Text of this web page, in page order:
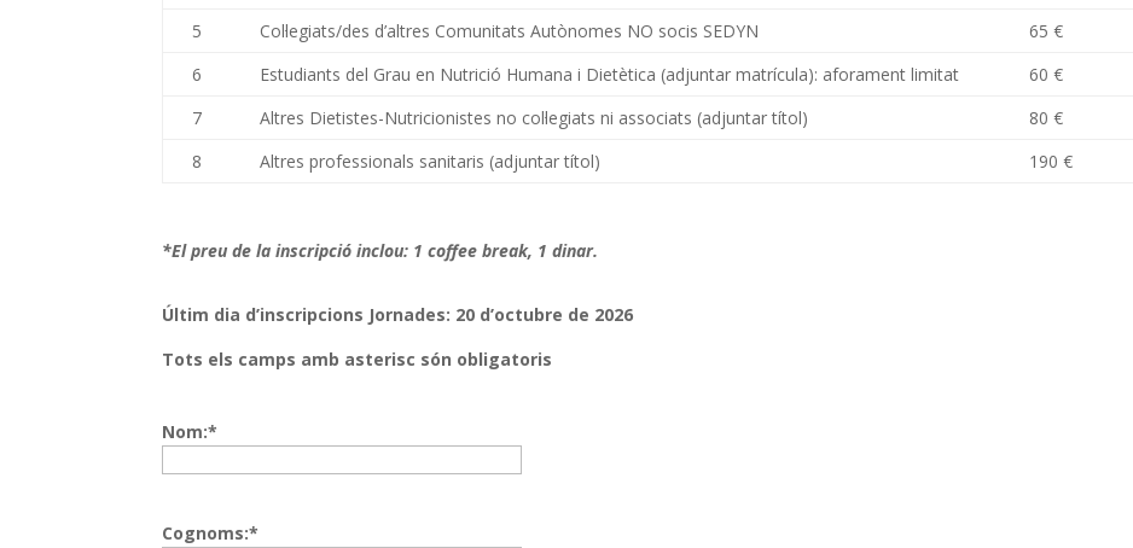
5
Col·legiats/des d’altres Comunitats Autònomes NO socis SEDYN 65 €
6
Estudiants del Grau en Nutrició Humana i Dietètica (adjuntar matrícula): aforament limitat 60 €
7
Altres Dietistes-Nutricionistes no col·legiats ni associats (adjuntar títol) 80 €
8
Altres professionals sanitaris (adjuntar títol) 190 €
*El preu de la inscripció inclou: 1 coffee break, 1 dinar.
Últim dia d’inscripcions Jornades: 20 d’octubre de 2026
Tots els camps amb asterisc són obligatoris
Nom:*
Cognoms:*